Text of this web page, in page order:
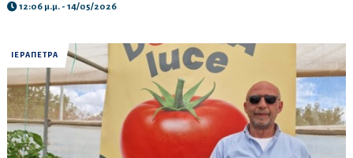
12:06 μ.μ. - 14/05/2026
ΙΕΡΑΠΕΤΡΑ